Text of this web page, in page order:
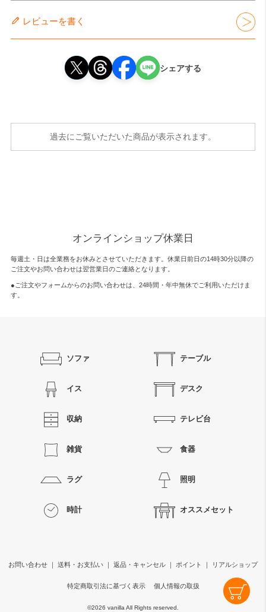
レビューを書く
シェアする
過去にご覧いただいた商品が表示されます。
オンラインショップ休業日
毎週土・日は全業務をお休みとさせていただきます。休業日前日の14時30分以降の
ご注文やお問い合わせは翌営業日のご連絡となります。
●ご注文やフォームからのお問い合わせは、 24時間・年中無休でご利用いただけま
す。
ソファ テーブル
イス デスク
収納 テレビ台
雑貨 食器
ラグ 照明
時計 オススメセット
お問い合わせ ｜ 送料・お支払い ｜ 返品・キャンセル ｜ ポイント ｜ リアルショップ
特定商取引法に基づく表示 個人情報の取扱
©2026 vanilla All Rights reserved.